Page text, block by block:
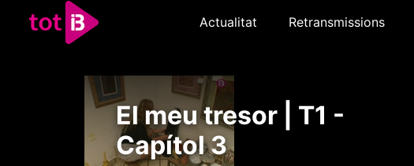
Actualitat Retransmissions
El meu tresor | T1 -
Capítol 3